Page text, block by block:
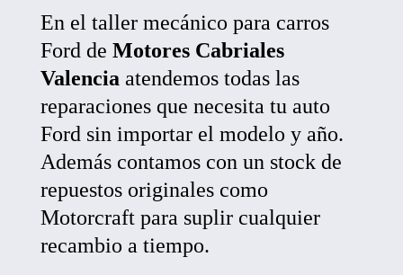
En el taller mecánico para carros
Ford de Motores Cabriales
Valencia atendemos todas las
reparaciones que necesita tu auto
Ford sin importar el modelo y año.
Además contamos con un stock de
repuestos originales como
Motorcraft para suplir cualquier
recambio a tiempo.